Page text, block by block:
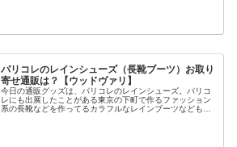
パリコレのレインシューズ（長靴ブーツ）お取り
寄せ通販は？【ウッドヴァリ】
今日の通販グッズは、パリコレのレインシューズ。パリコ
レにも出展したことがある東京の下町で作るファッション
系の長靴などを作ってるカラフルなレインブーツなども製